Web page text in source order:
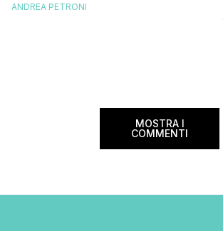
Continua a leggere questo, post, io ho
ANDREA PETRONI
MOSTRA I
COMMENTI